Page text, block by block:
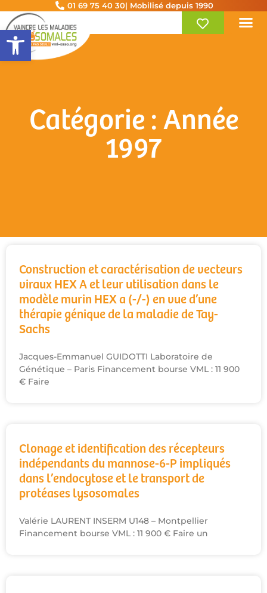
Ouvrir la barre d’outils
01 69 75 40 30| Mobilisé depuis 1990
Catégorie : Année
1997
Construction et caractérisation de vecteurs
viraux HEX A et leur utilisation dans le
modèle murin HEX a (-/-) en vue d’une
thérapie génique de la maladie de Tay-
Sachs
Jacques-Emmanuel GUIDOTTI Laboratoire de
Génétique – Paris Financement bourse VML : 11 900
€ Faire
Clonage et identification des récepteurs
indépendants du mannose-6-P impliqués
dans l’endocytose et le transport de
protéases lysosomales
Valérie LAURENT INSERM U148 – Montpellier
Financement bourse VML : 11 900 € Faire un